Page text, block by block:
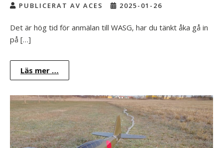
PUBLICERAT AV ACES 2025-01-26
Det är hög tid för anmälan till WASG, har du tänkt åka gå in
på […]
Läs mer …